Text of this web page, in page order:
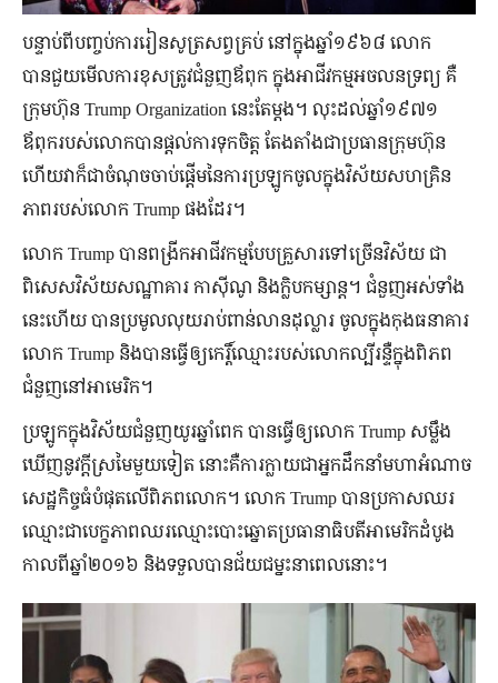
បន្ទាប់ពីបញ្ចប់ការរៀនសូត្រសព្វគ្រប់ នៅក្នុងឆ្នាំ១៩៦៨ លោក
បានជួយមើលការខុសត្រូវជំនួញឪពុក ក្នុងអាជីវកម្មអចលនទ្រព្យ គឺ
ក្រុមហ៊ុន Trump Organization នេះតែម្ដង។ លុះដល់ឆ្នាំ១៩៧១
ឪពុករបស់លោកបានផ្ដល់ការទុកចិត្ត តែងតាំងជាប្រធានក្រុមហ៊ុន
ហើយវាក៏ជាចំណុចចាប់ផ្ដើមនៃការប្រឡូកចូលក្នុងវិស័យសហគ្រិន
ភាពរបស់លោក Trump ផងដែរ។
លោក Trump បានពង្រីកអាជីវកម្មបែបគ្រួសារទៅច្រើនវិស័យ ជា
ពិសេសវិស័យសណ្ឋាគារ កាស៊ីណូ និងក្លិបកម្សាន្ត។ ជំនួញអស់ទាំង
នេះហើយ បានប្រមូលលុយរាប់ពាន់លានដុល្លារ ចូលក្នុងកុងធនាគារ
លោក Trump និងបានធ្វើឲ្យកេរ្តិ៍ឈ្មោះរបស់លោកល្បីរន្ទឺក្នុងពិភព
ជំនួញនៅអាមេរិក។
ប្រឡូកក្នុងវិស័យជំនួញយូរឆ្នាំពេក បានធ្វើឲ្យលោក Trump សម្លឹង
ឃើញនូវក្ដីស្រមៃមួយទៀត នោះគឺការក្លាយជាអ្នកដឹកនាំមហាអំណាច
សេដ្ឋកិច្ចធំបំផុតលើពិភពលោក។ លោក Trump បានប្រកាសឈរ
ឈ្មោះជាបេក្ខភាពឈរឈ្មោះបោះឆ្នោតប្រធានាធិបតីអាមេរិកដំបូង
កាលពីឆ្នាំ២០១៦ និងទទួលបានជ័យជម្នះនាពេលនោះ។